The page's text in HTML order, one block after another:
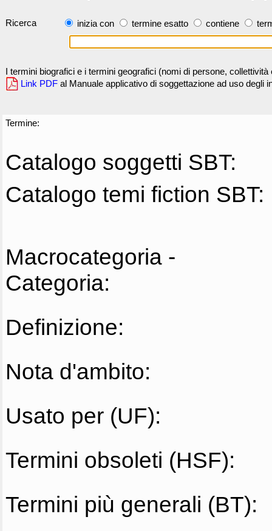
Ricerca inizia con termine esatto contiene
I termini biografici e i termini geografici (nomi di persone,
Link PDF al Manuale applicativo di soggettazione ad uso degli
Termine:
Catalogo soggetti SBT:
Catalogo temi fiction SBT:
Macrocategoria -
Categoria:
Definizione:
Nota d'ambito:
Usato per (UF):
Termini obsoleti (HSF):
Termini più generali (BT):